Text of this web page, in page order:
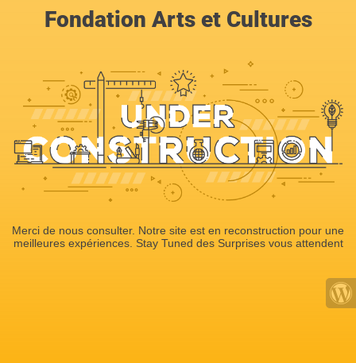
Fondation Arts et Cultures
Merci de nous consulter. Notre site est en reconstruction pour une
meilleures expériences. Stay Tuned des Surprises vous attendent